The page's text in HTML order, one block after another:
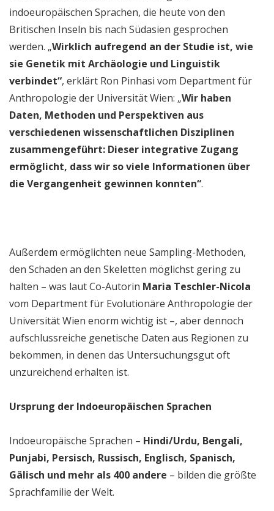
indoeuropäischen Sprachen, die heute von den
Britischen Inseln bis nach Südasien gesprochen
werden. „Wirklich aufregend an der Studie ist, wie
sie Genetik mit Archäologie und Linguistik
verbindet“, erklärt Ron Pinhasi vom Department für
Anthropologie der Universität Wien: „Wir haben
Daten, Methoden und Perspektiven aus
verschiedenen wissenschaftlichen Disziplinen
zusammengeführt: Dieser integrative Zugang
ermöglicht, dass wir so viele Informationen über
die Vergangenheit gewinnen konnten“.
Außerdem ermöglichten neue Sampling-Methoden,
den Schaden an den Skeletten möglichst gering zu
halten – was laut Co-Autorin Maria Teschler-Nicola
vom Department für Evolutionäre Anthropologie der
Universität Wien enorm wichtig ist –, aber dennoch
aufschlussreiche genetische Daten aus Regionen zu
bekommen, in denen das Untersuchungsgut oft
unzureichend erhalten ist.
Ursprung der Indoeuropäischen Sprachen
Indoeuropäische Sprachen – Hindi/Urdu, Bengali,
Punjabi, Persisch, Russisch, Englisch, Spanisch,
Gälisch und mehr als 400 andere – bilden die größte
Sprachfamilie der Welt.